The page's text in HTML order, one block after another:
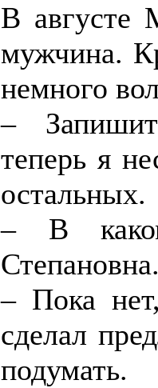
В августе
мужчина.
немного
–
теперь я
остальных.
– В
– Пока
сделал
подумать.